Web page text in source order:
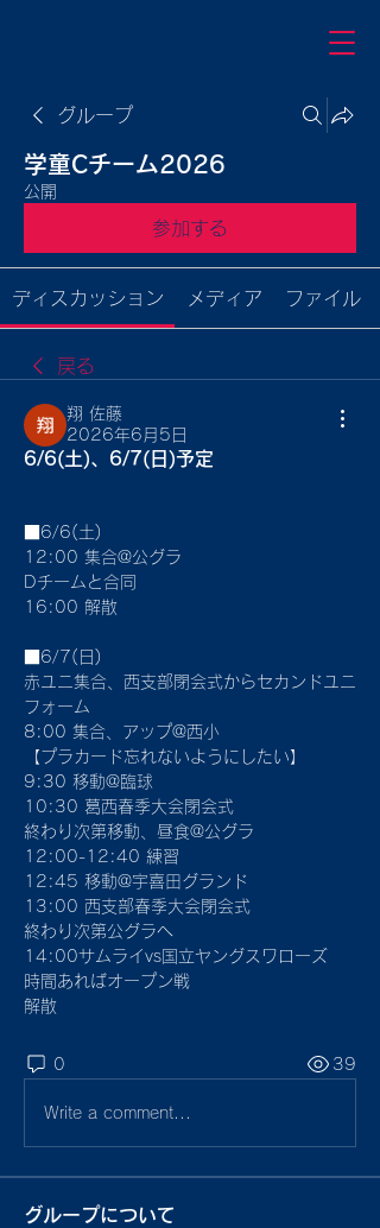
グループ
学童Cチーム2026
公開
参加する
ディスカッション メディア ファイル
戻る
翔 佐藤
2026年6月5日
6/6(土)、6/7(日)予定
■6/6(土)
12:00 集合@公グラ
Dチームと合同
16:00 解散
■6/7(日)
赤ユニ集合、西支部閉会式からセカンドユニ
フォーム
8:00 集合、アップ@西小
【プラカード忘れないようにしたい】
9:30 移動@臨球
10:30 葛西春季大会閉会式
終わり次第移動、昼食@公グラ
12:00-12:40 練習
12:45 移動@宇喜田グランド
13:00 西支部春季大会閉会式
終わり次第公グラへ
14:00サムライvs国立ヤングスワローズ
時間あればオープン戦
解散
0 39
Write a comment...
グループについて